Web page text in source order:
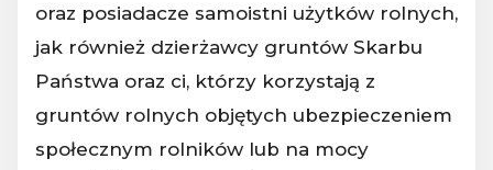
oraz posiadacze samoistni użytków rolnych,
jak również dzierżawcy gruntów Skarbu
Państwa oraz ci, którzy korzystają z
gruntów rolnych objętych ubezpieczeniem
społecznym rolników lub na mocy